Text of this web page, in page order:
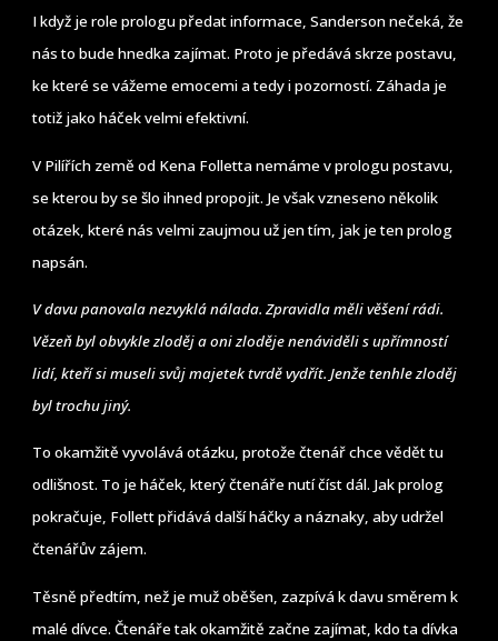
I když je role prologu předat informace, Sanderson nečeká, že
nás to bude hnedka zajímat. Proto je předává skrze postavu,
ke které se vážeme emocemi a tedy i pozorností. Záhada je
totiž jako háček velmi efektivní.
V Pilířích země od Kena Folletta nemáme v prologu postavu,
se kterou by se šlo ihned propojit. Je však vzneseno několik
otázek, které nás velmi zaujmou už jen tím, jak je ten prolog
napsán.
V davu panovala nezvyklá nálada. Zpravidla měli věšení rádi.
Vězeň byl obvykle zloděj a oni zloděje nenáviděli s upřímností
lidí, kteří si museli svůj majetek tvrdě vydřít. Jenže tenhle zloděj
byl trochu jiný.
To okamžitě vyvolává otázku, protože čtenář chce vědět tu
odlišnost. To je háček, který čtenáře nutí číst dál. Jak prolog
pokračuje, Follett přidává další háčky a náznaky, aby udržel
čtenářův zájem.
Těsně předtím, než je muž oběšen, zazpívá k davu směrem k
malé dívce. Čtenáře tak okamžitě začne zajímat, kdo ta dívka